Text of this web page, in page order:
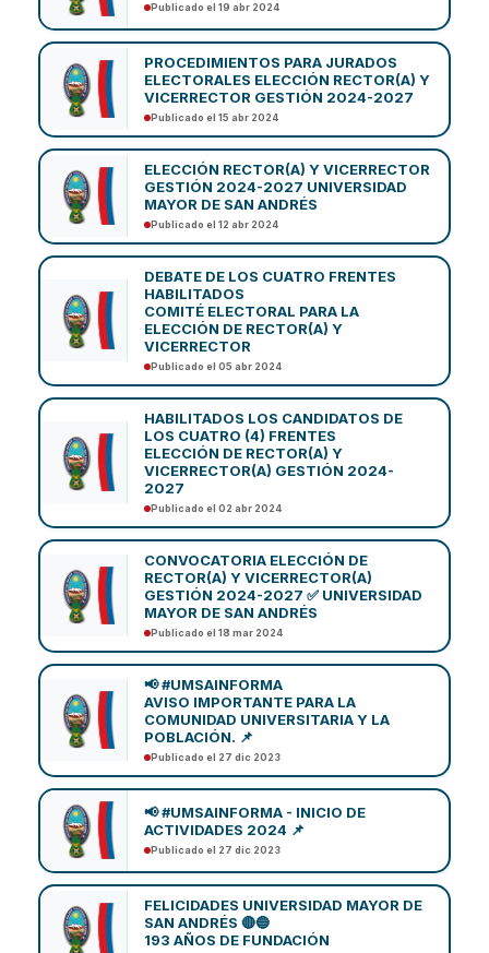
Publicado el 19 abr 2024
PROCEDIMIENTOS PARA JURADOS
ELECTORALES ELECCIÓN RECTOR(A) Y
VICERRECTOR GESTIÓN 2024-2027
Publicado el 15 abr 2024
ELECCIÓN RECTOR(A) Y VICERRECTOR
GESTIÓN 2024-2027 UNIVERSIDAD
MAYOR DE SAN ANDRÉS
Publicado el 12 abr 2024
DEBATE DE LOS CUATRO FRENTES
HABILITADOS
COMITÉ ELECTORAL PARA LA
ELECCIÓN DE RECTOR(A) Y
VICERRECTOR
Publicado el 05 abr 2024
HABILITADOS LOS CANDIDATOS DE
LOS CUATRO (4) FRENTES
ELECCIÓN DE RECTOR(A) Y
VICERRECTOR(A) GESTIÓN 2024-
2027
Publicado el 02 abr 2024
CONVOCATORIA ELECCIÓN DE
RECTOR(A) Y VICERRECTOR(A)
GESTIÓN 2024-2027 ✅ UNIVERSIDAD
MAYOR DE SAN ANDRÉS
Publicado el 18 mar 2024
📢 #UMSAINFORMA
AVISO IMPORTANTE PARA LA
COMUNIDAD UNIVERSITARIA Y LA
POBLACIÓN. 📌
Publicado el 27 dic 2023
📢 #UMSAINFORMA - INICIO DE
ACTIVIDADES 2024 📌
Publicado el 27 dic 2023
FELICIDADES UNIVERSIDAD MAYOR DE
SAN ANDRÉS 🔴🔵
193 AÑOS DE FUNDACIÓN